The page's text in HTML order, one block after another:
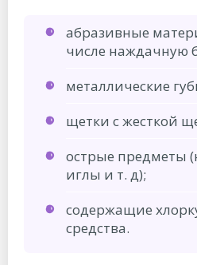
абразивные
числе наждачную
металлические
щетки с жесткой
острые предметы
иглы и т. д);
содержащие
средства.